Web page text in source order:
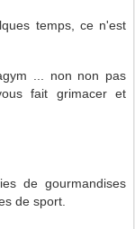
temps, ce n'est
... non non pas
fait grimacer et
de gourmandises
de sport.